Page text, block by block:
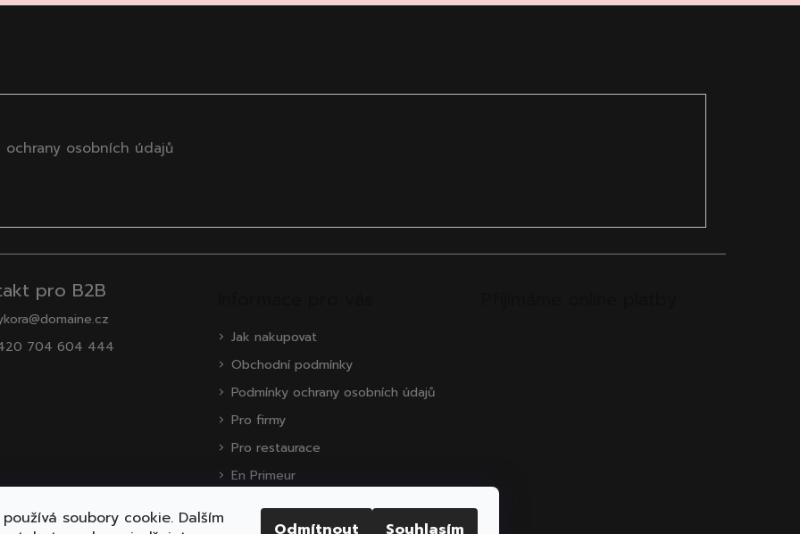
soubory cookie. Dalším
Odmítnout Souhlasím
ochrany osobních údajů
pro B2B
704 604 444
Jak nakupovat
Obchodní podmínky
Podmínky ochrany osobních údajů
Pro firmy
Pro restaurace
En Primeur